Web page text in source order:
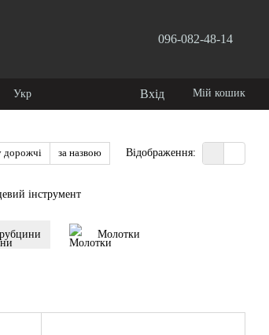
096-082-48-14
Укр Вхід Мій кошик
дорожчі за назвою Відображення:
інструмент
Молотки